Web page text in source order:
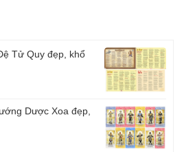
Tử Quy đẹp, khổ
Dược Xoa đẹp,